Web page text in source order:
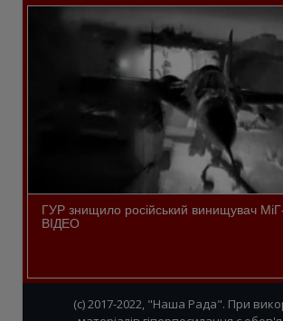
ГУР знищило російський винищувач
ВІДЕО
(c) 2017-2022, "Наша Рада". При